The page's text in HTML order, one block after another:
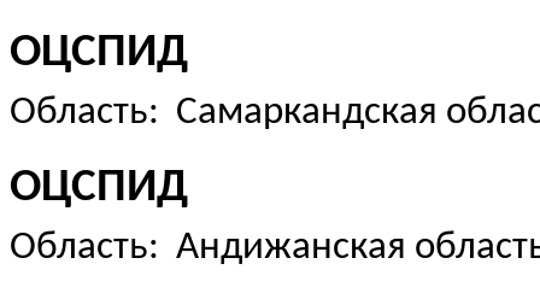
ОЦСПИД
Область: Самаркандская
ОЦСПИД
Область: Андижанская